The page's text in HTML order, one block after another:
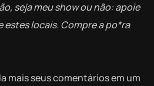
seja meu show ou não: apoie
estes locais. Compre a po*ra
mais seus comentários em um